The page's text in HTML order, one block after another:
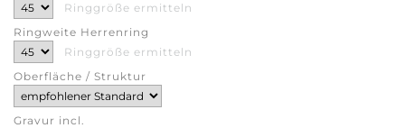
Ringgröße ermitteln
Ringweite Herrenring
Ringgröße ermitteln
Oberfläche / Struktur
Gravur incl.